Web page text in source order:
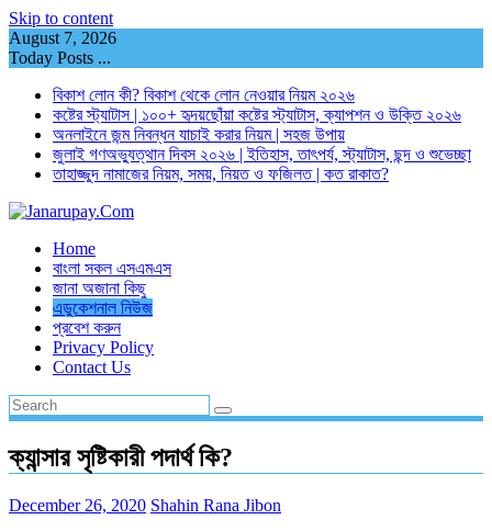
Skip to content
August 7, 2026
Today Posts ...
বিকাশ লোন কী? বিকাশ থেকে লোন নেওয়ার নিয়ম ২০২৬
কষ্টের স্ট্যাটাস | ১০০+ হৃদয়ছোঁয়া কষ্টের স্ট্যাটাস, ক্যাপশন ও উক্তি ২০২৬
অনলাইনে জন্ম নিবন্ধন যাচাই করার নিয়ম | সহজ উপায়
জুলাই গণঅভ্যুত্থান দিবস ২০২৬ | ইতিহাস, তাৎপর্য, স্ট্যাটাস, ছন্দ ও শুভেচ্ছা
তাহাজ্জুদ নামাজের নিয়ম, সময়, নিয়ত ও ফজিলত | কত রাকাত?
Home
বাংলা সকল এসএমএস
জানা অজানা কিছু
এডুকেশনাল নিউজ
প্রবেশ করুন
Privacy Policy
Contact Us
ক্যান্সার সৃষ্টিকারী পদার্থ কি?
December 26, 2020 Shahin Rana Jibon